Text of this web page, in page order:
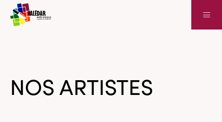
NOS ARTISTES